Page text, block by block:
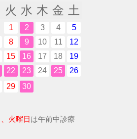
火 水 木 金 土
1 2 3 4
5
8 9 10 11
12
15 16 17 18
19
22 23 24 25
26
29 30
火曜日は午前中診療